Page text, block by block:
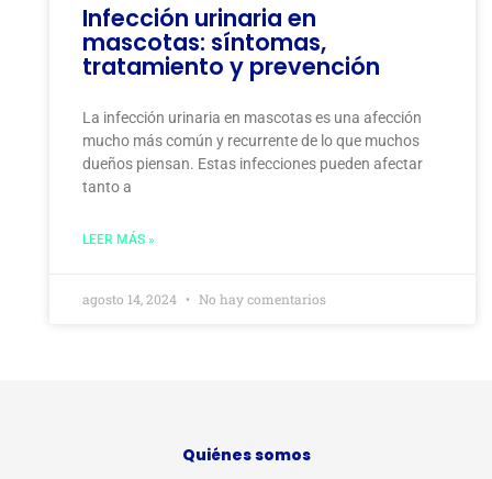
Infección urinaria en
mascotas: síntomas,
tratamiento y prevención
La infección urinaria en mascotas es una afección
mucho más común y recurrente de lo que muchos
dueños piensan. Estas infecciones pueden afectar
tanto a
LEER MÁS »
agosto 14, 2024 No hay comentarios
Quiénes somos